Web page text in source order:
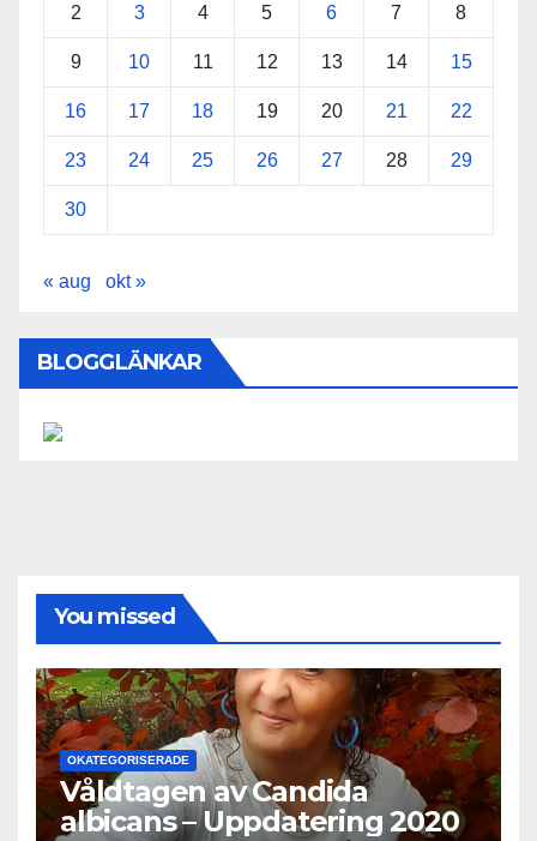
2 3 4 5 6 7 8
9 10 11 12 13 14 15
16 17 18 19 20 21 22
23 24 25 26 27 28 29
30
« aug okt »
BLOGGLÄNKAR
You missed
OKATEGORISERADE
Våldtagen av Candida
albicans – Uppdatering 2020